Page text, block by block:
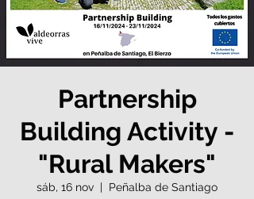
Partnership
Building Activity -
"Rural Makers"
sáb, 16 nov
  |
Peñalba de Santiago